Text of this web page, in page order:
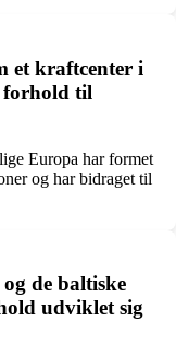
et kraftcenter i
forhold til
Europa har formet
og har bidraget til
de baltiske
udviklet sig